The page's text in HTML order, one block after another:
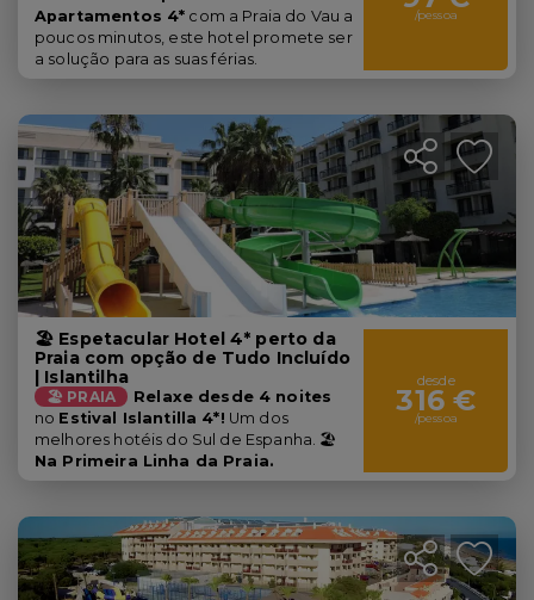
Apartamentos 4* com a Praia do Vau a
poucos minutos, este hotel promete ser
a solução para as suas férias.
/pessoa
🏖️ Espetacular Hotel 4* perto da
Praia com opção de Tudo Incluído
| Islantilha
🏖️ PRAIA
Relaxe desde 4 noites
no Estival Islantilla 4*! Um dos
melhores hotéis do Sul de Espanha. 🏖️
Na Primeira Linha da Praia.
desde
316 €
/pessoa